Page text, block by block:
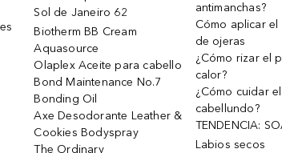
Sol de Janeiro 62
Biotherm BB Cream
Aquasource
Olaplex Aceite para cabello
Bond Maintenance No.7
Bonding Oil
Axe Desodorante Leather &
Cookies Bodyspray
The Ordinary
antimanchas?
Cómo aplicar
de ojeras
¿Cómo rizar el
calor?
¿Cómo cuidar
cabellundo?
TENDENCIA:
Labios secos